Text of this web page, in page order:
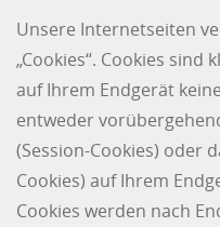
Unsere Internetseiten
„Cookies“. Cookies
auf Ihrem Endgerät
entweder
(Session-Cookies) oder
Cookies) auf Ihrem
Cookies werden nach